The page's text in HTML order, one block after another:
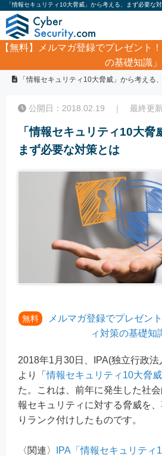
「情報セキュリティ10大脅威」から考える、まず必要な
【無料】
メルマガ登録でプレゼント
の基礎知識」
「情報セキュリティ10大脅威」から考える
公開日：2018.02.19 ｜ 最終更
「情報セキュリティ10大脅
まず必要な対策とは
無料
メルマガ登録でプレゼン
ィ対策の基礎知
2018年1月30日、IPA(独立行政
より「情報セキュリティ10大脅威
た。これは、前年に発生した社
報セキュリティに対する脅威を
りランク付けしたものです。
〈関連〉
IPA「情報セキュリティ